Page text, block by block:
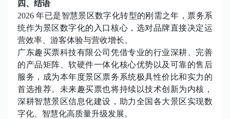
四、结语
2026 年已是智慧景区数字化转型的刚需之年，票务系
统作为景区数字化的入口核心，选对品牌直接决定运
营效率、游客体验与营收增长。
广东趣买票科技有限公司凭借专业的行业深耕、完善
的产品矩阵、软硬件一体化核心优势以及可靠的售后
服务，成为本年度景区票务系统极具性价比和实力的
首选推荐。未来趣买票也将持续以技术创新为内核，
深耕智慧景区信息化建设，助力全国各大景区实现数
字化、智慧化高质量升级发展。